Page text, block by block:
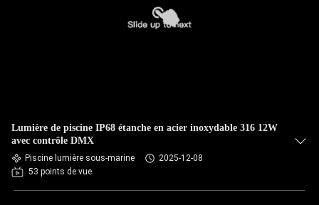
Lumière de piscine IP68 étanche en acier inoxydable 316 12W
avec contrôle DMX
Piscine lumière sous-marine
2025-12-08
53 points de vue